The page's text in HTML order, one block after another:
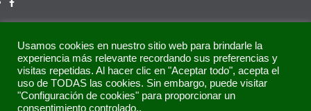
Usamos cookies en nuestro sitio web para brindarle la
experiencia más relevante recordando sus preferencias y
visitas repetidas. Al hacer clic en "Aceptar todo", acepta el
uso de TODAS las cookies. Sin embargo, puede visitar
"Configuración de cookies" para proporcionar un
consentimiento controlado..